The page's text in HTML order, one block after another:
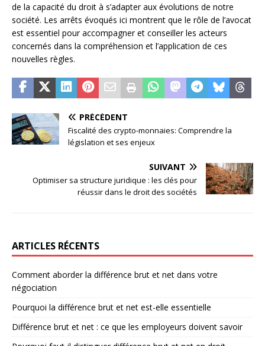
de la capacité du droit à s’adapter aux évolutions de notre
société. Les arrêts évoqués ici montrent que le rôle de l’avocat
est essentiel pour accompagner et conseiller les acteurs
concernés dans la compréhension et l’application de ces
nouvelles règles.
PRÉCÉDENT
Fiscalité des crypto-monnaies: Comprendre la
législation et ses enjeux
SUIVANT
Optimiser sa structure juridique : les clés pour
réussir dans le droit des sociétés
ARTICLES RÉCENTS
Comment aborder la différence brut et net dans votre
négociation
Pourquoi la différence brut et net est-elle essentielle
Différence brut et net : ce que les employeurs doivent savoir